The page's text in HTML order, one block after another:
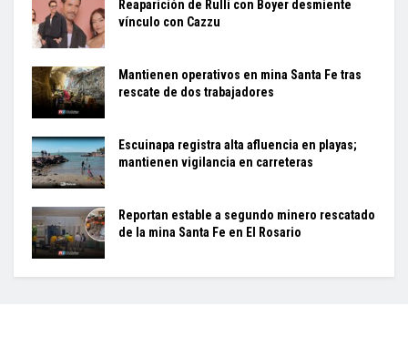
Reaparición de Rulli con Boyer desmiente
vínculo con Cazzu
Mantienen operativos en mina Santa Fe tras
rescate de dos trabajadores
Escuinapa registra alta afluencia en playas;
mantienen vigilancia en carreteras
Reportan estable a segundo minero rescatado
de la mina Santa Fe en El Rosario